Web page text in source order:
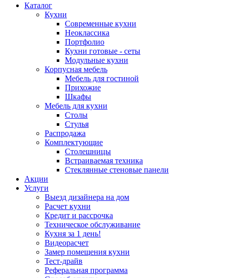
Каталог
Кухни
Современные кухни
Неоклассика
Портфолио
Кухни готовые - сеты
Модульные кухни
Корпусная мебель
Мебель для гостиной
Прихожие
Шкафы
Мебель для кухни
Столы
Стулья
Распродажа
Комплектующие
Столешницы
Встраиваемая техника
Стеклянные стеновые панели
Акции
Услуги
Выезд дизайнера на дом
Расчет кухни
Кредит и рассрочка
Техническое обслуживание
Кухня за 1 день!
Видеорасчет
Замер помещения кухни
Тест-драйв
Реферальная программа